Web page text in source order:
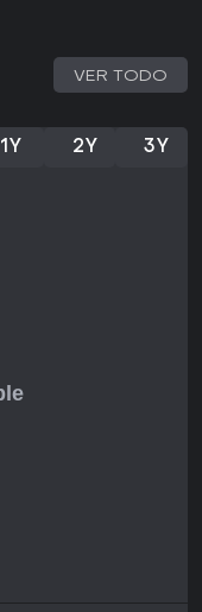
solitario o
Para entusiastas de
VER TODO
1Y 2Y 3Y